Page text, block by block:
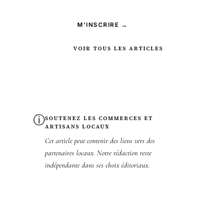
M'INSCRIRE →
VOIR TOUS LES ARTICLES
ⓘSOUTENEZ LES COMMERCES ET
ARTISANS LOCAUX
Cet article peut contenir des liens vers des
partenaires locaux. Notre rédaction reste
indépendante dans ses choix éditoriaux.